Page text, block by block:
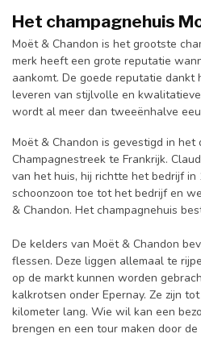
Het champagnehuis
Moët & Chandon is het grootste
merk heeft een grote reputatie
aankomt. De goede reputatie dankt
leveren van stijlvolle en
wordt al meer dan tweeënhalve
Moët & Chandon is gevestigd in het
Champagnestreek te Frankrijk.
van het huis, hij richtte het bedrijf in
schoonzoon toe tot het bedrijf en
& Chandon. Het champagnehuis
De kelders van Moët & Chandon
flessen. Deze liggen allemaal te
op de markt kunnen worden
kalkrotsen onder Epernay. Ze zijn
kilometer lang. Wie wil kan een
brengen en een tour maken door de